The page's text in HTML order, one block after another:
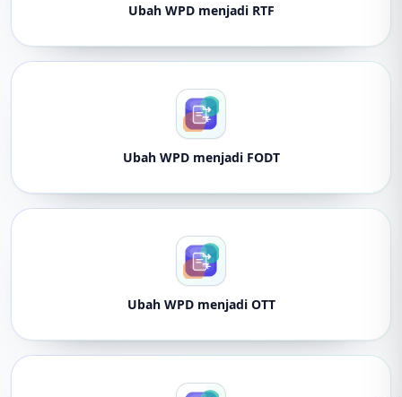
Ubah WPD menjadi RTF
Ubah WPD menjadi FODT
Ubah WPD menjadi OTT